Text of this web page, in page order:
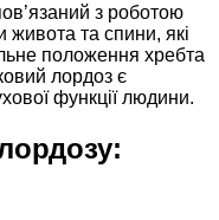
з роботою
живота та спини, які
положення хребта
лордоз є
функції людини.